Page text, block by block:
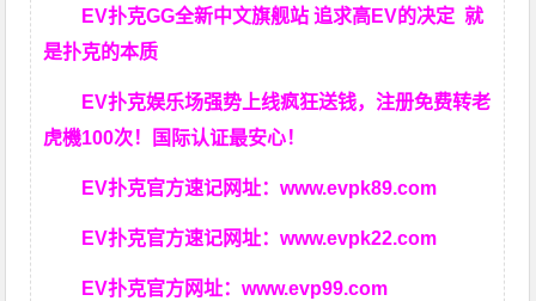
EV扑克GG全新中文旗舰站 追求高EV的决定就
是扑克的本质
EV扑克娱乐场强势上线疯狂送钱，注册免费转老
虎機100次！国际认证最安心！
EV扑克官方速记网址：www.evpk89.com
EV扑克官方速记网址：www.evpk22.com
EV扑克官方网址：www.evp99.com